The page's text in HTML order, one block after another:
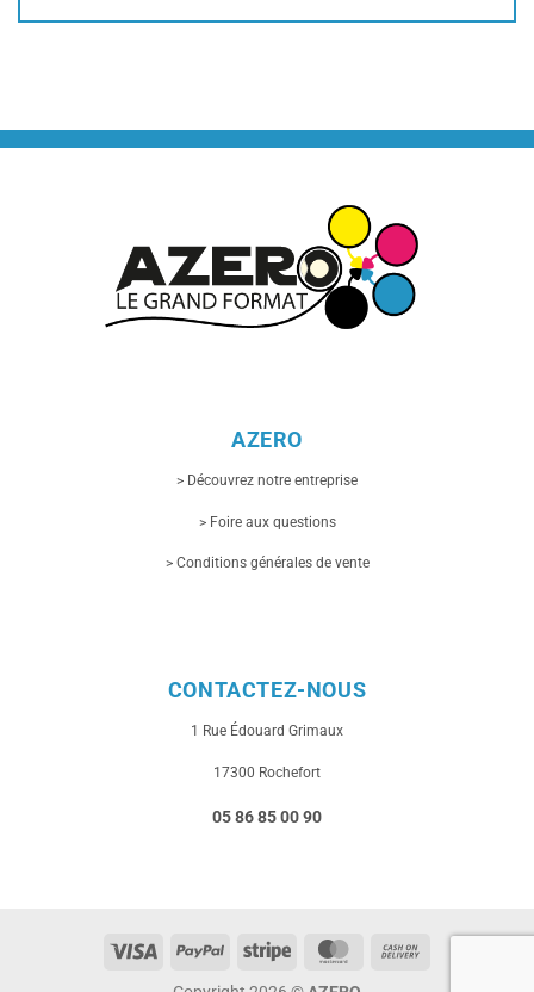
AZERO
> Découvrez notre entreprise
> Foire aux questions
> Conditions générales de vente
CONTACTEZ-NOUS
1 Rue Édouard Grimaux
17300 Rochefort
05 86 85 00 90
Visa PayPal Stripe MasterCard